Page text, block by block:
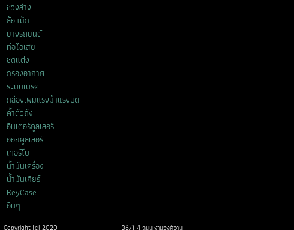
ช่วงล่าง
ล้อแม็ก
ยางรถยนต์
ท่อไอเสีย
ชุดแต่ง
กรองอากาศ
ระบบเบรค
กล่องเพิ่มแรงม้าแรงบิด
ค้ำตัวถัง
อินเตอร์คูลเลอร์
ออยคูลเลอร์
เทอร์โบ
น้ำมันเครื่อง
น้ำมันเกียร์
KeyCase
อื่นๆ
Copyright (c) 2020 36/1-4 ถนน งามวงศ์วาน